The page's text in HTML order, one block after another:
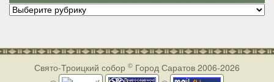
Рубрики
Свято-Троицкий собор © Город Саратов 2006-2026